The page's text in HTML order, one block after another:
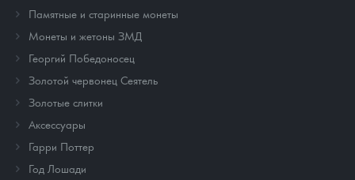
Памятные и старинные монеты
Монеты и жетоны ЗМД
Георгий Победоносец
Золотой червонец Сеятель
Золотые слитки
Аксессуары
Гарри Поттер
Год Лошади